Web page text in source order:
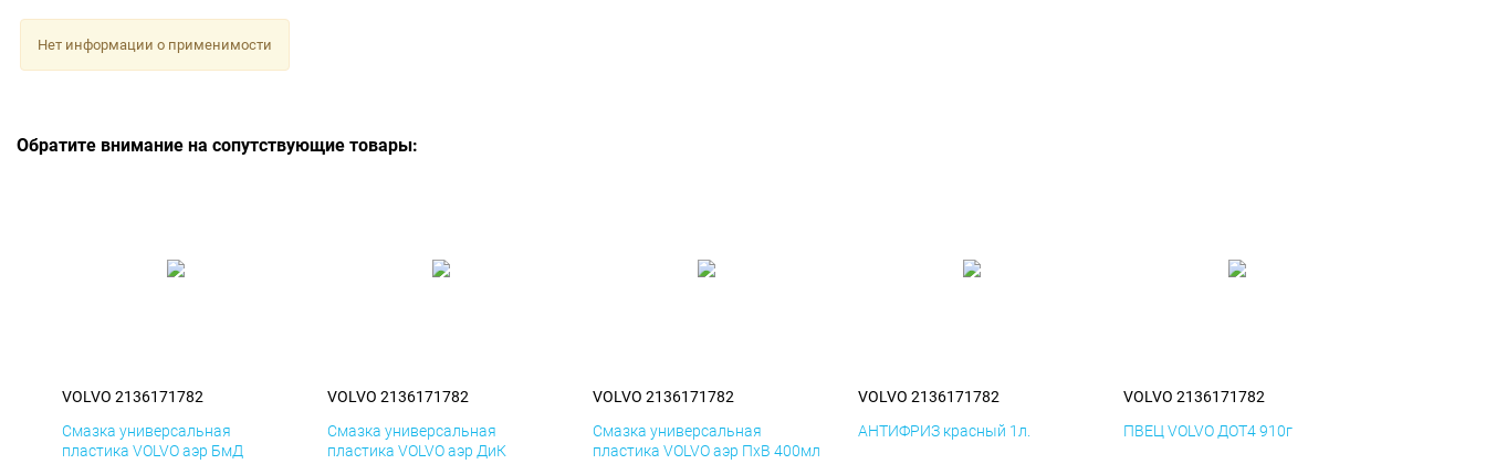
Нет информации о применимости
Обратите внимание на сопутствующие товары:
VOLVO 2136171782
Смазка универсальная
пластика VOLVO аэр БмД
VOLVO 2136171782
Смазка универсальная
пластика VOLVO аэр ДиК
VOLVO 2136171782
Смазка универсальная
пластика VOLVO аэр ПхВ 400мл
VOLVO 2136171782
АНТИФРИЗ красный 1л.
VOLVO 2136171782
ПВЕЦ VOLVO ДОТ4 910г